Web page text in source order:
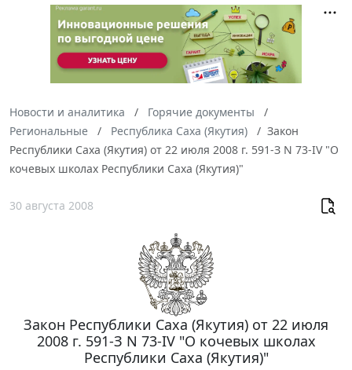
Новости и аналитика
Горячие документы
Региональные
Республика Саха (Якутия)
Закон
Республики Саха (Якутия) от 22 июля 2008 г. 591-З N 73-IV "О
кочевых школах Республики Саха (Якутия)"
30 августа 2008
Закон Республики Саха (Якутия) от 22 июля
2008 г. 591-З N 73-IV "О кочевых школах
Республики Саха (Якутия)"